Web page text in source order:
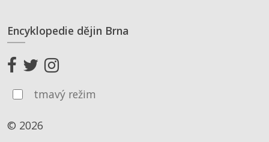
Encyklopedie dějin Brna
tmavý režim
© 2026